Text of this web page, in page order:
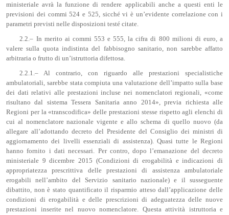
ministeriale avrà la funzione di rendere applicabili anche a questi enti le
previsioni dei commi 524 e 525, sicché vi è un’evidente correlazione con i
parametri previsti nelle disposizioni testé citate.
2.2.– In merito ai commi 553 e 555, la cifra di 800 milioni di euro, a
valere sulla quota indistinta del fabbisogno sanitario, non sarebbe affatto
arbitraria o frutto di un’istruttoria difettosa.
2.2.1.– Al contrario, con riguardo alle prestazioni specialistiche
ambulatoriali, sarebbe stata compiuta una valutazione dell’impatto sulla base
dei dati relativi alle prestazioni incluse nei nomenclatori regionali, «come
risultano dal sistema Tessera Sanitaria anno 2014», previa richiesta alle
Regioni per la «transcodifica» delle prestazioni stesse rispetto agli elenchi di
cui al nomenclatore nazionale vigente e allo schema di quello nuovo (da
allegare all’adottando decreto del Presidente del Consiglio dei ministri di
aggiornamento dei livelli essenziali di assistenza). Quasi tutte le Regioni
hanno fornito i dati necessari. Per contro, dopo l’emanazione del decreto
ministeriale 9 dicembre 2015 (Condizioni di erogabilità e indicazioni di
appropriatezza prescrittiva delle prestazioni di assistenza ambulatoriale
erogabili nell’ambito del Servizio sanitario nazionale) e il susseguente
dibattito, non è stato quantificato il risparmio atteso dall’applicazione delle
condizioni di erogabilità e delle prescrizioni di adeguatezza delle nuove
prestazioni inserite nel nuovo nomenclatore. Questa attività istruttoria e